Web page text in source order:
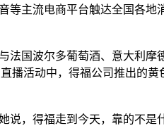
等主流电商平台触达全国各
法国波尔多葡萄酒、意大利
播活动中，得福公司推出的
说，得福走到今天，靠的不